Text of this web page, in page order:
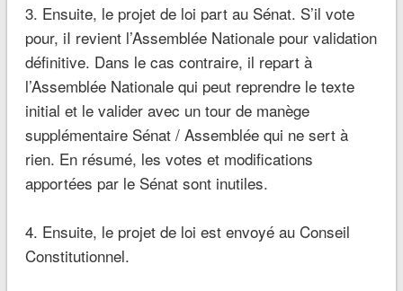
3. Ensuite, le projet de loi part au Sénat. S’il vote
pour, iI revient l’Assemblée Nationale pour validation
définitive. Dans le cas contraire, il repart à
l’Assemblée Nationale qui peut reprendre le texte
initial et le valider avec un tour de manège
supplémentaire Sénat / Assemblée qui ne sert à
rien. En résumé, les votes et modifications
apportées par le Sénat sont inutiles.
4. Ensuite, le projet de loi est envoyé au Conseil
Constitutionnel.